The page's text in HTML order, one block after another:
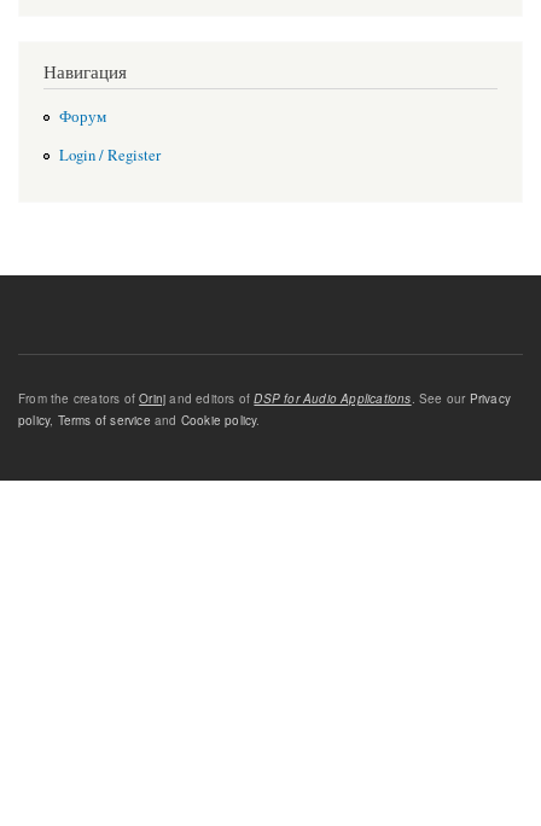
Навигация
Форум
Login / Register
From the creators ofOrinj and editors ofDSP for Audio Applications. See our Privacy
policy, Terms of service and Cookie policy.